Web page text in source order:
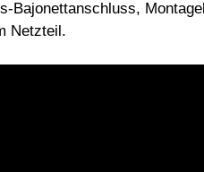
Bajonettanschluss,
Netzteil.